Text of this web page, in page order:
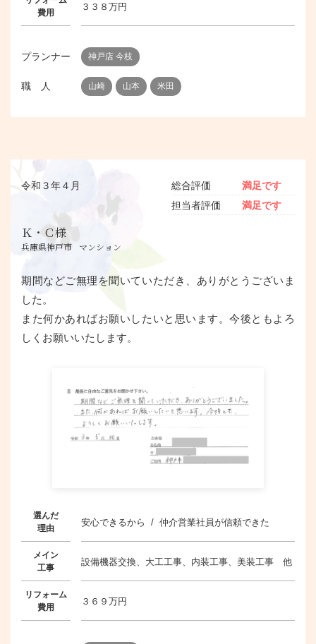
費用
３３８万円
プランナー 神戸店 今枝
職 人 山崎 山本 米田
令和３年４月
Ｋ・Ｃ様
兵庫県神戸市 マンション
総合評価
満足です
担当者評価
満足です
期間などご無理を聞いていただき、ありがとうございま
した。
また何かあればお願いしたいと思います。今後ともよろ
しくお願いいたします。
選んだ
理由
安心できるから / 仲介営業社員が信頼できた
メイン
工事
設備機器交換、大工工事、内装工事、美装工事 他
リフォーム
費用
３６９万円